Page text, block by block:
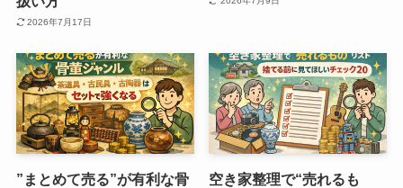
2026年7月17日
”まとめて売る”が有利な骨
空き家整理で“売れるも